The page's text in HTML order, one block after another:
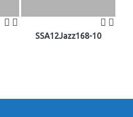
SSA12Jazz168-10